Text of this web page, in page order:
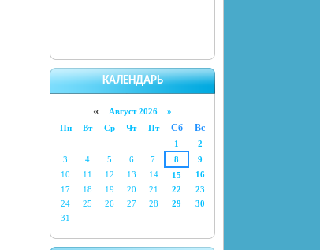
КАЛЕНДАРЬ
« Август 2026 »
Пн
Вт Ср Чт Пт Сб Вс
1
2
3
4 5 6 7 8
9
10
11 12 13 14 15
16
17
18 19 20 21 22
23
24
25 26 27 28 29
30
31